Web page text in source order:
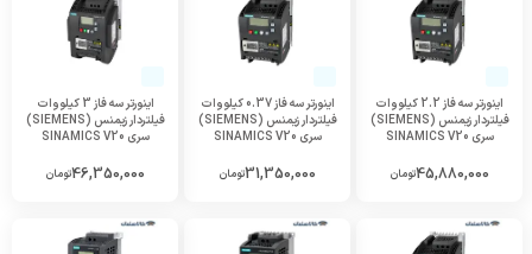
اینورتر سه فاز 2.2 کیلووات
فیلتردار زیمنس (SIEMENS)
سری SINAMICS V20
45,880,000تومان
اینورتر سه فاز 0.37 کیلووات
فیلتردار زیمنس (SIEMENS)
سری SINAMICS V20
31,350,000تومان
اینورتر سه فاز 3 کیلووات
فیلتردار زیمنس (SIEMENS)
سری SINAMICS V20
46,350,000تومان